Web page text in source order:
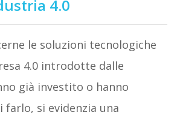
4.0
le soluzioni tecnologiche
4.0 introdotte dalle
già investito o hanno
si evidenzia una